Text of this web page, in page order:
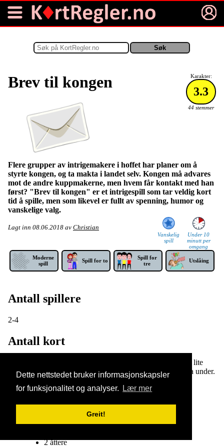
Dette nettstedet bruker informasjonskapsler
for funksjonalitet og analyser.
Lær mer
Greit!
Karakter:
3.3
44 stemmer
Brev til kongen
Flere grupper av intrigemakere i hoffet har planer om å
styrte kongen, og ta makta i landet selv. Kongen må advares
mot de andre kuppmakerne, men hvem får kontakt med han
først? "Brev til kongen" er et intrigespill som tar veldig kort
tid å spille, men som likevel er fullt av spenning, humor og
vanskelige valg.
Under 10
minutt per
omgang
Vanskelig
spill
Lagt inn 08.06.2018 av Christian
Mod­erne
spill
Spill for to
Spill for
tre
Utslåing
Antall spillere
2-4
Antall kort
hele kortstokken. Faktisk er det så lite
som 16 kort som brukes. Hvilke kort dette er ser dere i lista under.
Fargen på kortene har ingen betydning.
1 dame
2 tiere
2 åttere